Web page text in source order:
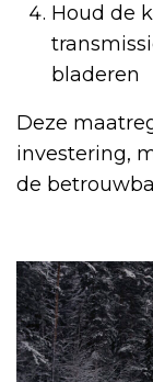
Houd de
bladeren
Deze
investering,
de